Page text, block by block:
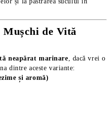
de Vită
neapărat marinare, dacă vrei o
dintre aceste variante:
și aromă)